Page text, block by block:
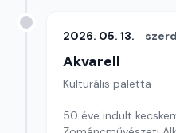
2026. 05. 13.
Akvarell
Kulturális paletta
50 éve indult